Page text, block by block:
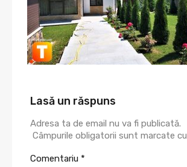
Lasă un răspuns
Adresa ta de email nu va fi publicată.
Câmpurile obligatorii sunt marcate cu
Comentariu *